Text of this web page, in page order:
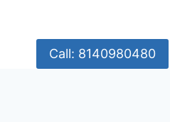
Call: 8140980480